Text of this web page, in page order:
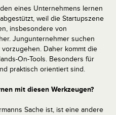
eines Unternehmens lernen
weil die Startupszene
insbesondere von
Jungunternehmer suchen
Daher kommt die
On-Tools. Besonders für
praktisch orientiert sind.
mit diesen Werkzeugen?
Sache ist, ist eine andere